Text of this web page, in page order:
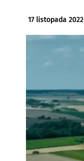
17 listopada 2022